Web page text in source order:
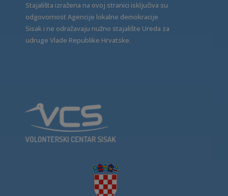
Stajališta izražena na ovoj stranici isključiva su
odgovornost Agencije lokalne demokracije
Sisak i ne odražavaju nužno stajalište Ureda za
udruge Vlade Republike Hrvatske.